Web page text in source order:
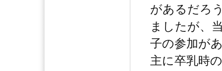
があるだろ
ましたが、
子の参加が
主に卒乳時